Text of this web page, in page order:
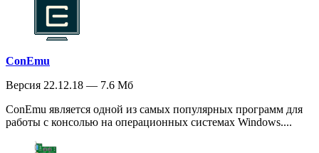
ConEmu
Версия 22.12.18 — 7.6 Мб
ConEmu является одной из самых популярных программ для
работы с консолью на операционных системах Windows....